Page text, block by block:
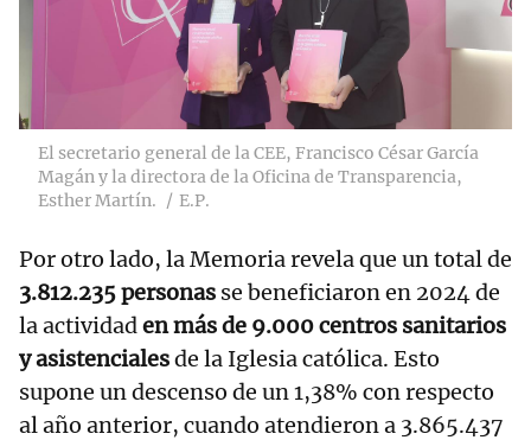
El secretario general de la CEE, Francisco César García
Magán y la directora de la Oficina de Transparencia,
Esther Martín.
E.P.
Por otro lado, la Memoria revela que un total de
3.812.235 personas se beneficiaron en 2024 de
la actividaden más de 9.000 centros sanitarios
y asistencialesde la Iglesia católica. Esto
supone un descenso de un 1,38% con respecto
al año anterior, cuando atendieron a 3.865.437